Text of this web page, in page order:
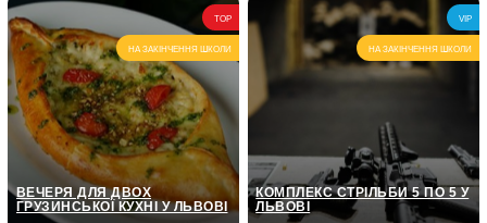
2 ос. / 1 година
3 300
грн
2 ос. / 20 хвилин
1 200
грн
3 ос. / 30 хвилин
1 800
TOP
НА ЗАКІНЧЕННЯ ШКОЛИ
ВЕЧЕРЯ ДЛЯ ДВОХ
ГРУЗИНСЬКОЇ КУХНІ У ЛЬВОВІ
VIP
НА ЗАКІНЧЕННЯ ШКОЛИ
КОМПЛЕКС СТРІЛЬБИ 5 ПО 5 У
ЛЬВОВІ